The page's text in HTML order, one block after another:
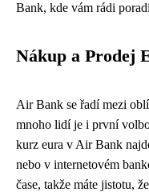
Bank, kde vám rádi
Nákup a Prodej
Air Bank se řadí mezi
mnoho lidí je i první
kurz eura v Air Bank
nebo v internetovém
čase, takže máte jistotu,